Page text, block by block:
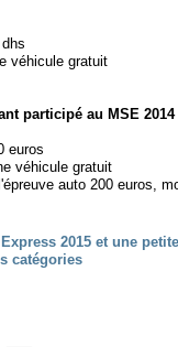
véhicule gratuit
participé au MSE
euros
véhicule gratuit
auto 200 euros,